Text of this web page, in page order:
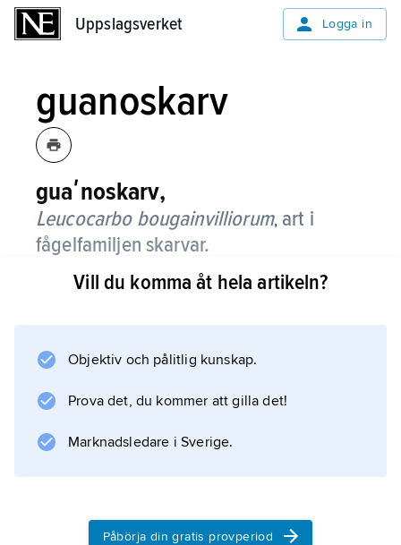
Uppslagsverket Logga in
guanoskarv
guaʹnoskarv,
Leucocarbo bougainvilliorum, art i
fågelfamiljen skarvar.
Guanoskarv blir cirka 75 cm lång, är svartbrun
område kring varje öga.
Information om artikeln
Vill du komma åt hela artikeln?
Objektiv och pålitlig kunskap.
Prova det, du kommer att gilla det!
Marknadsledare i Sverige.
Påbörja din gratis provperiod